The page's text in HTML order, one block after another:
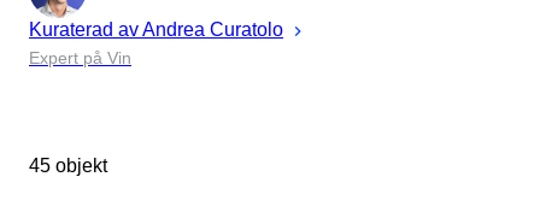
Kuraterad avAndrea Curatolo
Expert på Vin
45 objekt